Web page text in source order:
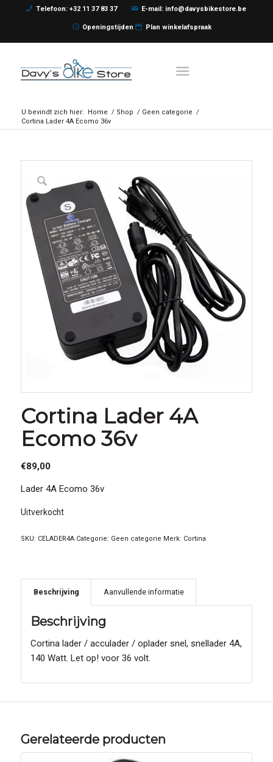
Telefoon: +32 11 37 83 37 E-mail: info@davysbikestore.be
Openingstijden Plan winkelafspraak
U bevindt zich hier: Home / Shop / Geen categorie /
Cortina Lader 4A Ecomo 36v
Cortina Lader 4A
Ecomo 36v
€89,00
Lader 4A Ecomo 36v
Uitverkocht
SKU: CELADER4A Categorie: Geen categorie Merk: Cortina
Beschrijving Aanvullende informatie
Beschrijving
Cortina lader / acculader / oplader snel, snellader 4A,
140 Watt. Let op! voor 36 volt.
Gerelateerde producten